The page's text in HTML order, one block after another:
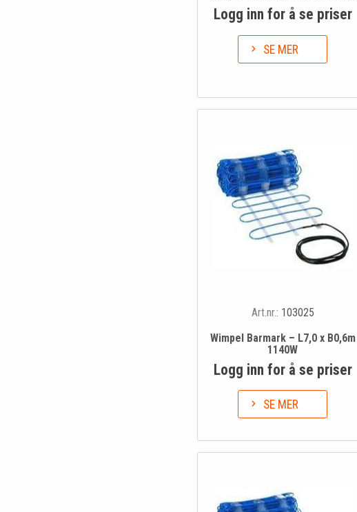
Logg inn for å se priser
SE MER
Art.nr.: 103025
Wimpel Barmark – L7,0 x B0,6m
1140W
Logg inn for å se priser
SE MER